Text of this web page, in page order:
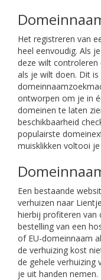
Het registreren van
heel eenvoudig. Als
deze wilt controleren
als je wilt doen. Dit
ontworpen om je in
domeinen te laten
beschikbaarheid
populairste
muisklikken voltooi
Een bestaande
verhuizen naar
hierbij profiteren van
bestelling van een
of EU-domeinnaam
de verhuizing kost
de gehele
je uit handen nemen.